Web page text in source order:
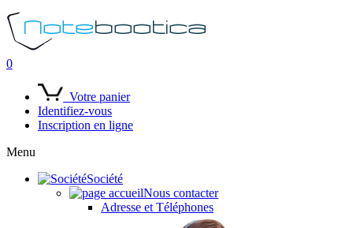
0
Votre panier
Identifiez-vous
Inscription en ligne
Menu
Société
Nous contacter
Adresse et Téléphones